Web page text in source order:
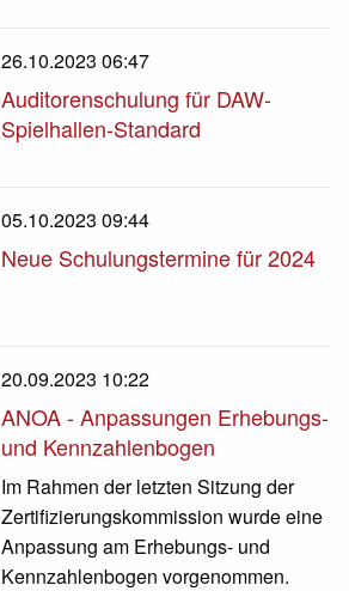
26.10.2023 06:47
Auditorenschulung für DAW-
Spielhallen-Standard
05.10.2023 09:44
Neue Schulungstermine für 2024
20.09.2023 10:22
ANOA - Anpassungen Erhebungs-
und Kennzahlenbogen
Im Rahmen der letzten Sitzung der
Zertifizierungskommission wurde eine
Anpassung am Erhebungs- und
Kennzahlenbogen vorgenommen.